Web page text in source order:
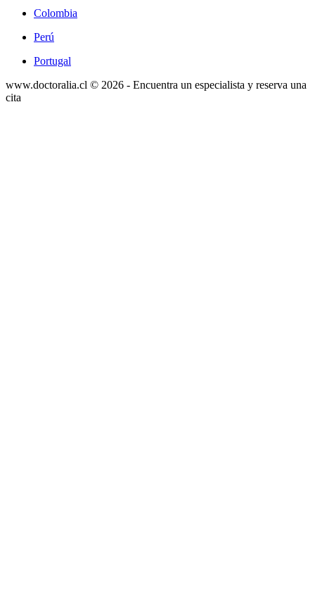
Colombia
Perú
Portugal
www.doctoralia.cl © 2026 - Encuentra un especialista y reserva una
cita